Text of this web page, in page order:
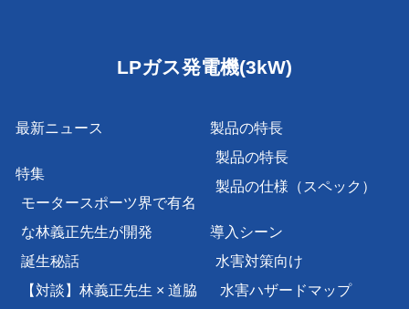
LPガス発電機(3kW)
最新ニュース
特集
モータースポーツ界で有名
な林義正先生が開発
誕生秘話
【対談】林義正先生 × 道脇
製品の特長
製品の特長
製品の仕様（スペック）
導入シーン
水害対策向け
水害ハザードマップ